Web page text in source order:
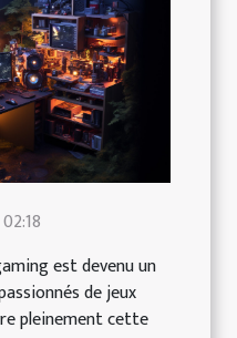
est devenu un
de jeux
pleinement cette